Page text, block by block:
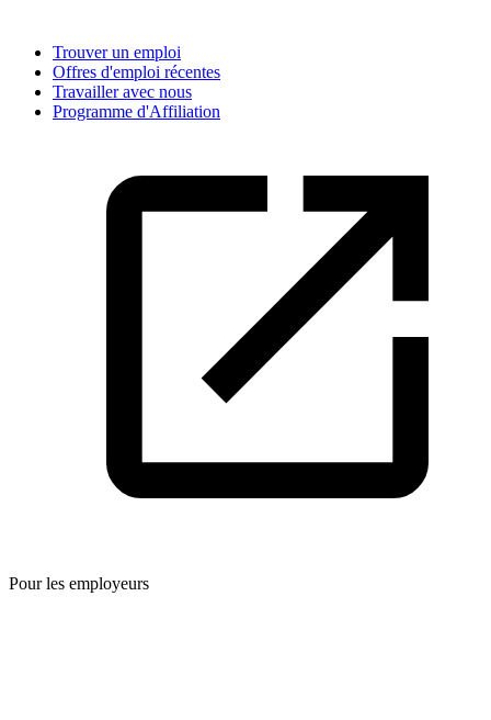
Trouver un emploi
Offres d'emploi récentes
Travailler avec nous
Programme d'Affiliation
Pour les employeurs